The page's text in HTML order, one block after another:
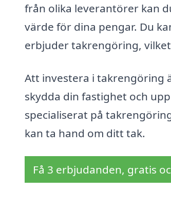
från olika leverantörer kan
värde för dina pengar. Du
erbjuder takrengöring,
Att investera i takrengöring
skydda din fastighet och
specialiserat på
kan ta hand om ditt tak.
Få 3 erbjudanden, gratis